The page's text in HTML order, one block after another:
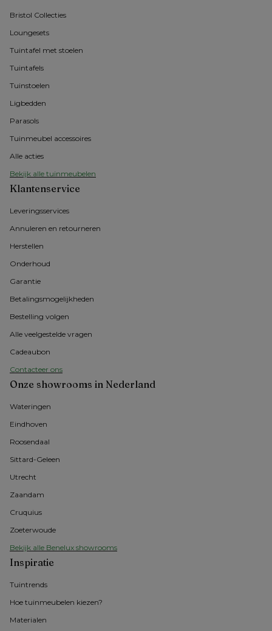
Bristol Collecties
Loungesets
Tuintafel met stoelen
Tuintafels
Tuinstoelen
Ligbedden
Parasols
Tuinmeubel accessoires
Alle acties
Bekijk alle tuinmeubelen
Klantenservice
Leveringsservices
Annuleren en retourneren
Herstellen
Onderhoud
Garantie
Betalingsmogelijkheden
Bestelling volgen
Alle veelgestelde vragen
Cadeaubon
Contacteer ons
Onze showrooms in Nederland
Wateringen
Eindhoven
Roosendaal
Sittard-Geleen
Utrecht
Zaandam
Cruquius
Zoeterwoude
Bekijk alle Benelux showrooms
Inspiratie
Tuintrends
Hoe tuinmeubelen kiezen?
Materialen